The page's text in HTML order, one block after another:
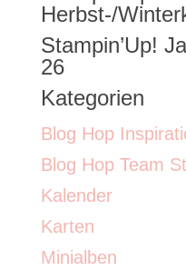
Herbst-/
Stampin’Up!
26
Kategorien
Blog Hop
Blog Hop Team
Kalender
Karten
Minialben